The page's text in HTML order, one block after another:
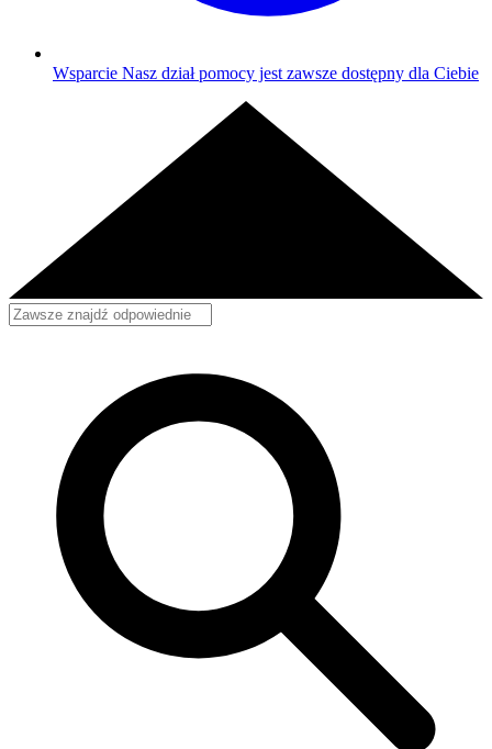
Wsparcie Nasz dział pomocy jest zawsze dostępny dla Ciebie